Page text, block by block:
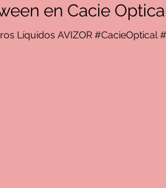
en Cacie
Líquidos AVIZOR #CacieOptical